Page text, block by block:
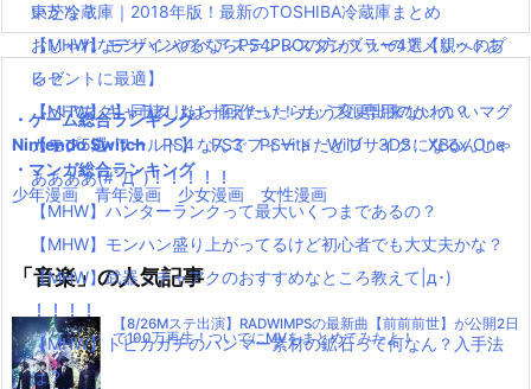
いかな？
【MHW】モンハンやるならPS4PROの方がいいの？メリットあ
る？
【MHW】キャラクリは一回作ったらもう変更出来ないの？
【モンハンワールド】なんでフィードだとブサイクになるんじゃ
ああああ(#ﾟДﾟ)！！！！！
【MHW】ハンターランクって最大いくつまであるの？
【MHW】モンハン盛り上がってるけど初心者でも大丈夫かな？
【MHW】武器：チャアクのおすすめなところ教えて|д･)
！！！！
【MHW】トビカガチのハンマー素材の鉱石って何なん？入手法
は？
東芝冷蔵庫｜2018年版！最新のTOSHIBA冷蔵庫まとめ
おしゃれなデザインのペアステンレスタンブラー4選【親へのプ
レゼントに最適】
【ペアマグ】同棲したら揃えたい！カップル専用のかわいいマグ
カップ5選
リ
ー
・ゲーム総合ランキング
Nintendo Switch
PS4 PS3 PSVita WiiU 3DS
XBox One
・マンガ総合ランキング
少年漫画
青年漫画 少女漫画 女性漫画
「音楽」の人気記事
【8/26Mステ出演】RADWIMPSの最新曲【前前前世】が公開2日
で100万再生！ついでにMVをまとめてみたよ！